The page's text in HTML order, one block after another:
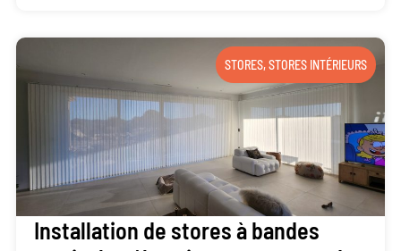
STORES,STORES INTÉRIEURS
Installation de stores à bandes